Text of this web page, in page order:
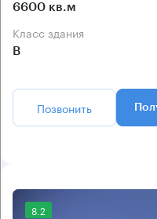
6600 кв.м
Класс здания
B
Позвонить
8.2